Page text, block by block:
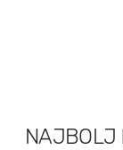
NAJBOLJ